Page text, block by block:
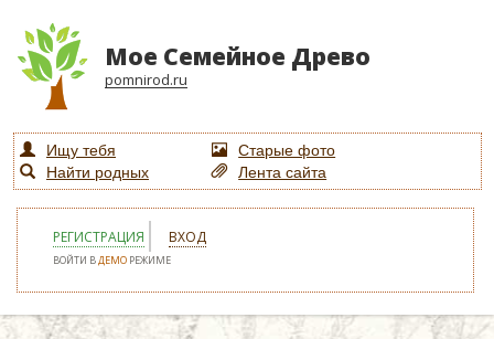
Мое Семейное Древо
pomnirod.ru
Ищу тебя
Старые фото
Найти родных
Лента сайта
РЕГИСТРАЦИЯ ВХОД
ВОЙТИ ВДЕМО РЕЖИМЕ